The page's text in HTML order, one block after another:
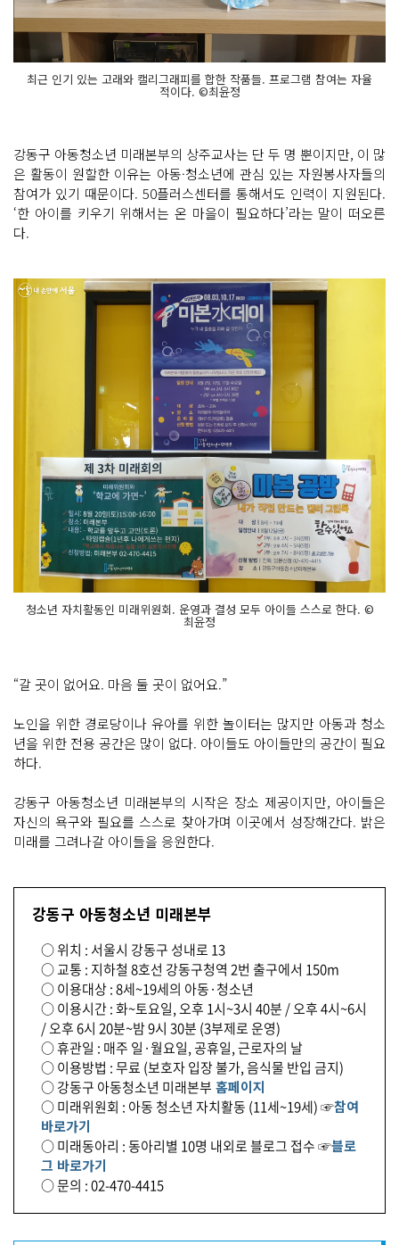
최근 인기 있는 고래와 캘리그래피를 합한 작품들. 프로그램 참여는 자율
적이다. ©최윤정
강동구 아동청소년 미래본부의 상주교사는 단 두 명 뿐이지만, 이 많
은 활동이 원할한 이유는 아동·청소년에 관심 있는 자원봉사자들의
참여가 있기 때문이다. 50플러스센터를 통해서도 인력이 지원된다.
‘한 아이를 키우기 위해서는 온 마을이 필요하다’라는 말이 떠오른
다.
청소년 자치활동인 미래위원회. 운영과 결성 모두 아이들 스스로 한다. ©
최윤정
“갈 곳이 없어요. 마음 둘 곳이 없어요.”
노인을 위한 경로당이나 유아를 위한 놀이터는 많지만 아동과 청소
년을 위한 전용 공간은 많이 없다. 아이들도 아이들만의 공간이 필요
하다.
강동구 아동청소년 미래본부의 시작은 장소 제공이지만, 아이들은
자신의 욕구와 필요를 스스로 찾아가며 이곳에서 성장해간다. 밝은
미래를 그려나갈 아이들을 응원한다.
강동구 아동청소년 미래본부
○ 위치 : 서울시 강동구 성내로 13
○ 교통 : 지하철 8호선 강동구청역 2번 출구에서 150m
○ 이용대상 : 8세~19세의 아동·청소년
○ 이용시간 : 화~토요일, 오후 1시~3시 40분 / 오후 4시~6시
/ 오후 6시 20분~밤 9시 30분 (3부제로 운영)
○ 휴관일 : 매주 일·월요일, 공휴일, 근로자의 날
○ 이용방법 : 무료 (보호자 입장 불가, 음식물 반입 금지)
○ 강동구 아동청소년 미래본부 홈페이지
○ 미래위원회 : 아동 청소년 자치활동 (11세~19세) ☞참여
바로가기
○ 미래동아리 : 동아리별 10명 내외로 블로그 접수 ☞블로
그 바로가기
○ 문의 : 02-470-4415